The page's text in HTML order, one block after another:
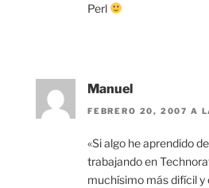
Perl
Manuel
FEBRERO 20, 2007 A
«Si algo he aprendido
trabajando en
muchísimo más difícil y